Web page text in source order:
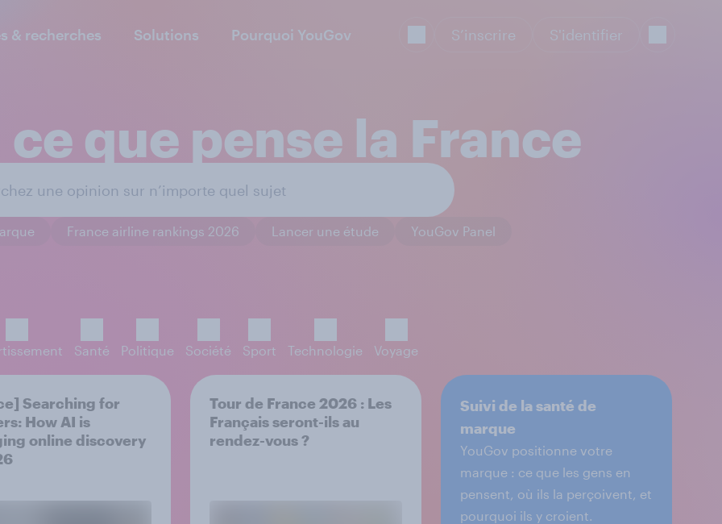
& recherches Solutions Pourquoi YouGov S’inscrire S'identifier
ce que pense la France
France airline rankings 2026 Lancer une étude YouGov Panel
Santé Politique Société Sport Technologie Voyage
Searching for
How AI is
online discovery
Tour de France 2026 : Les
Français seront-ils au
rendez-vous ?
Suivi de la santé de
marque
YouGov positionne votre
marque : ce que les gens en
pensent, où ils la perçoivent, et
pourquoi ils y croient.